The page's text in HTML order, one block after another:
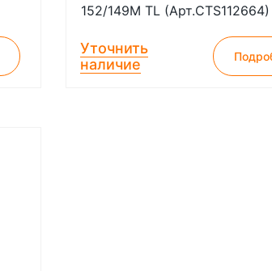
152/149M TL (Арт.CTS112664)
Уточнить
наличие